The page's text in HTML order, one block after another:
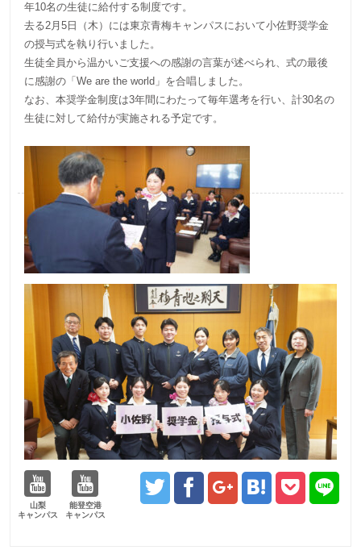
年10名の生徒に給付する制度です。
去る2月5日（木）には東京青梅キャンパスにおいて小佐野奨学金
の授与式を執り行いました。
生徒全員から温かいご支援への感謝の言葉が述べられ、式の最後
に感謝の「We are the world」を合唱しました。
なお、本奨学金制度は3年間にわたって毎年選考を行い、計30名の
生徒に対して給付が実施される予定です。
山梨
キャンパス
能登空港
キャンパス